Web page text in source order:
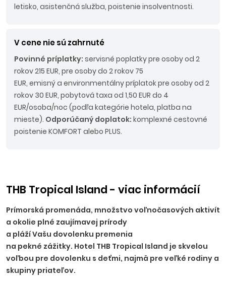
letisko, asistenčná služba, poistenie insolventnosti.
V cene nie sú zahrnuté
Povinné príplatky: servisné poplatky pre osoby od 2
rokov 215 EUR, pre osoby do 2 rokov 75
EUR, emisný a environmentálny príplatok pre osoby od 2
rokov 30 EUR, pobytová taxa od 1,50 EUR do 4
EUR/osoba/noc (podľa kategórie hotela, platba na
mieste). Odporúčaný doplatok: komplexné cestovné
poistenie KOMFORT alebo PLUS.
THB Tropical Island - viac informácií
Prímorská promenáda, množstvo voľnočasových aktivít
a okolie plné zaujímavej prírody
a pláží Vašu dovolenku premenia
na pekné zážitky. Hotel THB Tropical Island je skvelou
voľbou pre dovolenku s deťmi, najmä pre veľké rodiny a
skupiny priateľov.